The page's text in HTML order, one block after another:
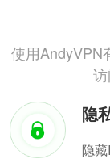
使用AndyVPN
隐
隐